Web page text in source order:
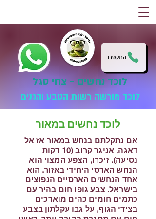
התקשרו
לוכד נחשים - צחי סגל
לוכד מורשה רשות הטבע והגנים
לוכד נחשים במאור
אם נתקלתם בנחש במאור אז אל
דאגה, אניגר קרוב (10 דקות
נסיעה). זיכרו, הצפע המצוי הוא
הנחש הארסי היחידי באזור. הוא
אחד הנחשים הארסיים הנפוצים
בישראל. צבע גופו חום בהיר עם
כתמים חומים כהים מוארכים
בצידי הגוף, על גבו עקלתון בצבע